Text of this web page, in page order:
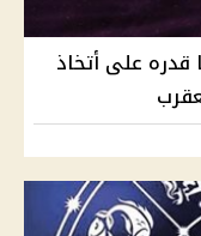
قدره على أتخاذ